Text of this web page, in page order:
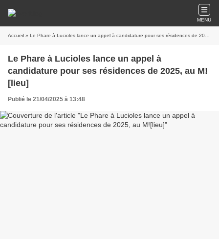
MENU
Accueil » Le Phare à Lucioles lance un appel à candidature pour ses résidences de 2025, au M![lieu]
Le Phare à Lucioles lance un appel à
candidature pour ses résidences de 2025, au M!
[lieu]
Publié le 21/04/2025 à 13:48